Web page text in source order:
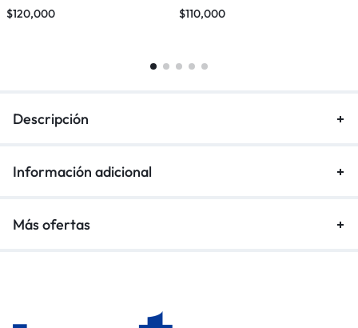
$120,000 $110,000
Descripción
Información adicional
Más ofertas